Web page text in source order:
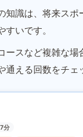
知識は、将来スポ
いです。
ースなど複雑な場
える回数をチェ
分